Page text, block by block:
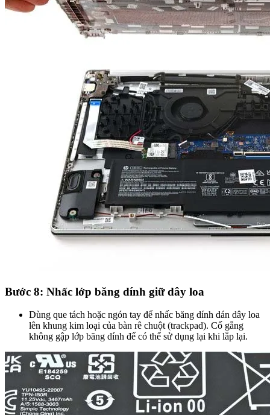
Bước 8: Nhấc lớp băng dính giữ dây loa
Dùng que tách hoặc ngón tay để nhấc băng dính dán dây loa
lên khung kim loại của bàn rê chuột (trackpad). Cố gắng
không gập lớp băng dính để có thể sử dụng lại khi lắp lại.